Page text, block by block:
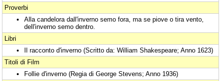
Proverbi
Alla candelora dall'inverno semo fora, ma se piove o tira vento,
dell'inverno semo dentro.
Libri
Il racconto d'inverno (Scritto da: William Shakespeare; Anno 1623)
Titoli di Film
Follie d'inverno (Regia di George Stevens; Anno 1936)